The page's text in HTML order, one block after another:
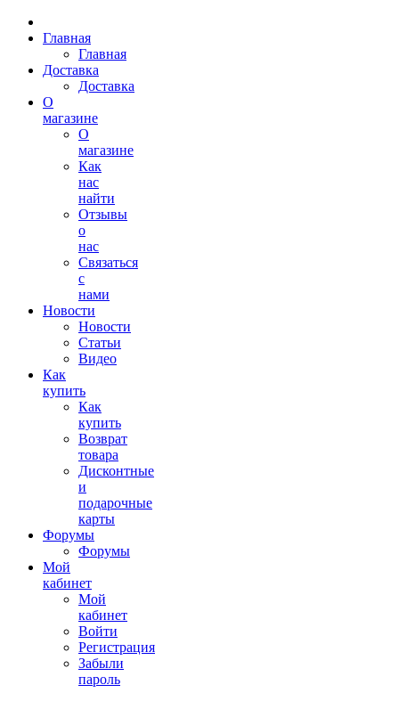
Главная
Главная
Доставка
Доставка
О
магазине
О
магазине
Как
нас
найти
Отзывы
о
нас
Связаться
с
нами
Новости
Новости
Статьи
Видео
Как
купить
Как
купить
Возврат
товара
Дисконтные
и
подарочные
карты
Форумы
Форумы
Мой
кабинет
Мой
кабинет
Войти
Регистрация
Забыли
пароль